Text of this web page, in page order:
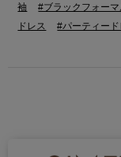
袖
#ブラックフォー
ドレス
#パーティー